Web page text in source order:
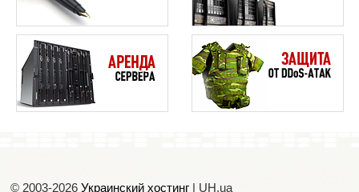
© 2003-2026Украинский хостинг | UH.ua